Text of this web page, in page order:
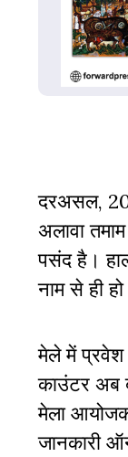
दरअसल,
अलावा
पसंद है।
नाम से ही
मेले में
काउंटर अब
मेला
जानकारी